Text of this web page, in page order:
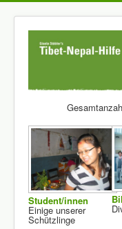
Student/innen
Einige unserer
Schützlinge